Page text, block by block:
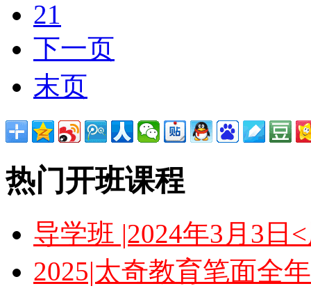
21
下一页
末页
热门开班课程
导学班 |2024年3月3日
2025|太奇教育笔面全